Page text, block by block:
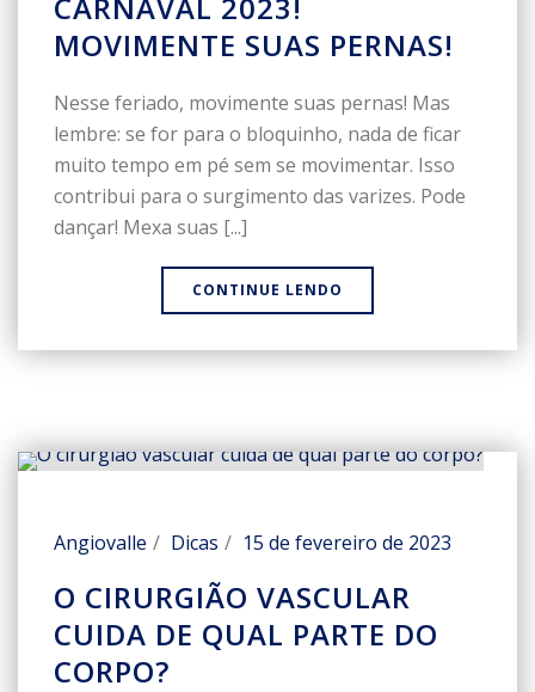
MOVIMENTE SUAS PERNAS!
Nesse feriado, movimente suas pernas! Mas
lembre: se for para o bloquinho, nada de ficar
muito tempo em pé sem se movimentar. Isso
contribui para o surgimento das varizes. Pode
dançar! Mexa suas [...]
CONTINUE LENDO
Angiovalle Dicas 15 de fevereiro de 2023
O CIRURGIÃO VASCULAR
CUIDA DE QUAL PARTE DO
CORPO?